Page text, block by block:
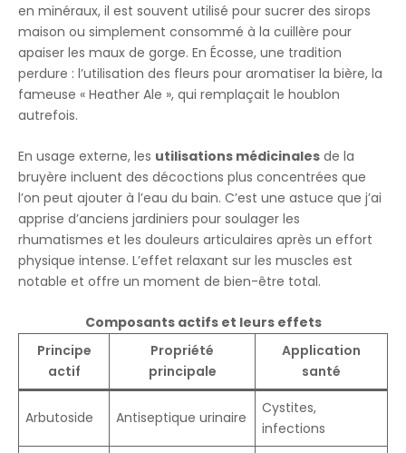
en minéraux, il est souvent utilisé pour sucrer des sirops
maison ou simplement consommé à la cuillère pour
apaiser les maux de gorge. En Écosse, une tradition
perdure : l’utilisation des fleurs pour aromatiser la bière, la
fameuse « Heather Ale », qui remplaçait le houblon
autrefois.
En usage externe, les utilisations médicinales de la
bruyère incluent des décoctions plus concentrées que
l’on peut ajouter à l’eau du bain. C’est une astuce que j’ai
apprise d’anciens jardiniers pour soulager les
rhumatismes et les douleurs articulaires après un effort
physique intense. L’effet relaxant sur les muscles est
notable et offre un moment de bien-être total.
Composants actifs et leurs effets
Principe
actif
Propriété
principale
Application
santé
Arbutoside Antiseptique urinaire
Cystites,
infections